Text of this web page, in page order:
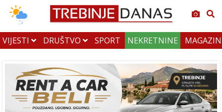
VIJESTI DRUŠTVO SPORT NEKRETNINE